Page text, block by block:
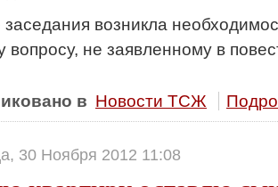
заседания возникла
вопросу, не заявленному в
в Новости ТСЖ
30 Ноября 2012 11:08